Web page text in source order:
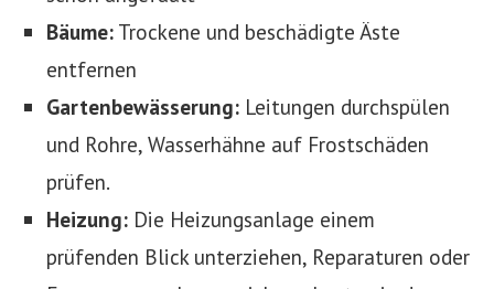
Bäume: Trockene und beschädigte Äste
entfernen
Gartenbewässerung: Leitungen durchspülen
und Rohre, Wasserhähne auf Frostschäden
prüfen.
Heizung: Die Heizungsanlage einem
prüfenden Blick unterziehen, Reparaturen oder